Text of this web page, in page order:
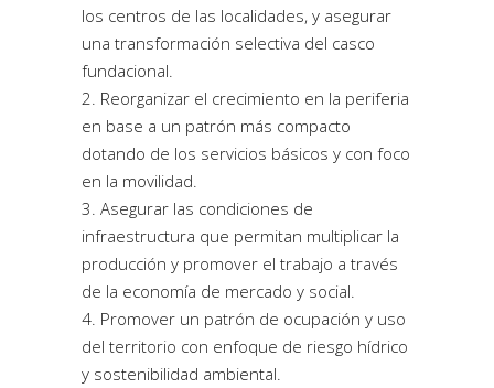
los centros de las localidades, y asegurar
una transformación selectiva del casco
fundacional.
Reorganizar el crecimiento en la periferia
en base a un patrón más compacto
dotando de los servicios básicos y con foco
en la movilidad.
Asegurar las condiciones de
infraestructura que permitan multiplicar la
producción y promover el trabajo a través
de la economía de mercado y social.
Promover un patrón de ocupación y uso
del territorio con enfoque de riesgo hídrico
y sostenibilidad ambiental.